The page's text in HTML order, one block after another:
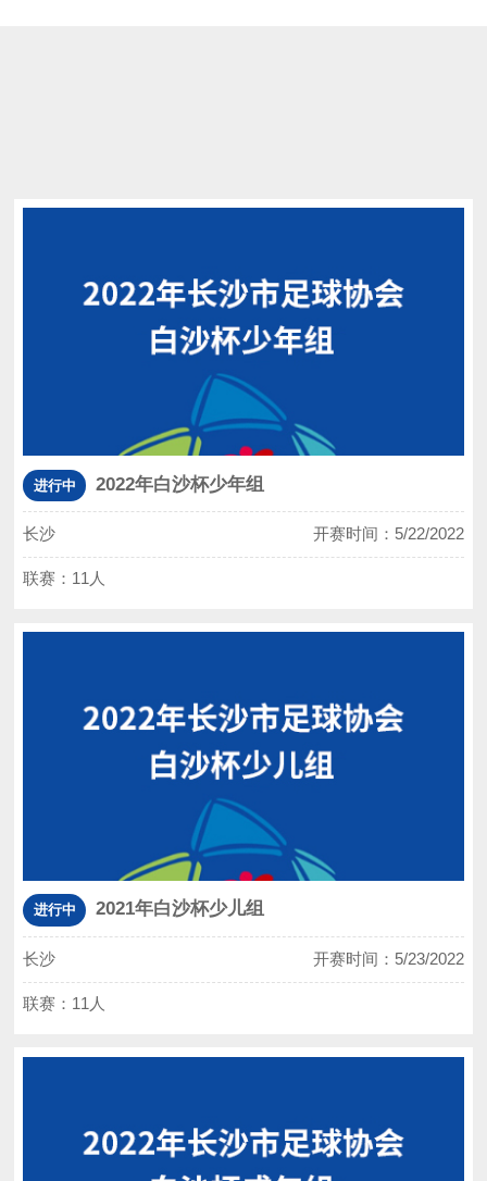
进行中 2022年白沙杯少年组
长沙 开赛时间：5/22/2022
联赛：11人
进行中 2021年白沙杯少儿组
长沙 开赛时间：5/23/2022
联赛：11人